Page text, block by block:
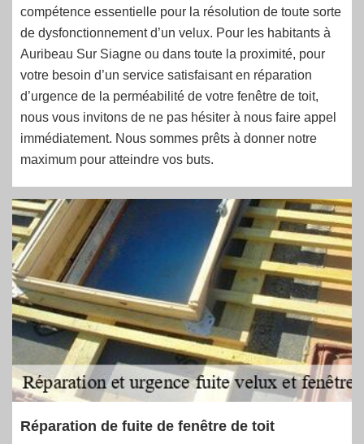
compétence essentielle pour la résolution de toute sorte
de dysfonctionnement d’un velux. Pour les habitants à
Auribeau Sur Siagne ou dans toute la proximité, pour
votre besoin d’un service satisfaisant en réparation
d’urgence de la perméabilité de votre fenêtre de toit,
nous vous invitons de ne pas hésiter à nous faire appel
immédiatement. Nous sommes prêts à donner notre
maximum pour atteindre vos buts.
Réparation de fuite de fenêtre de toit